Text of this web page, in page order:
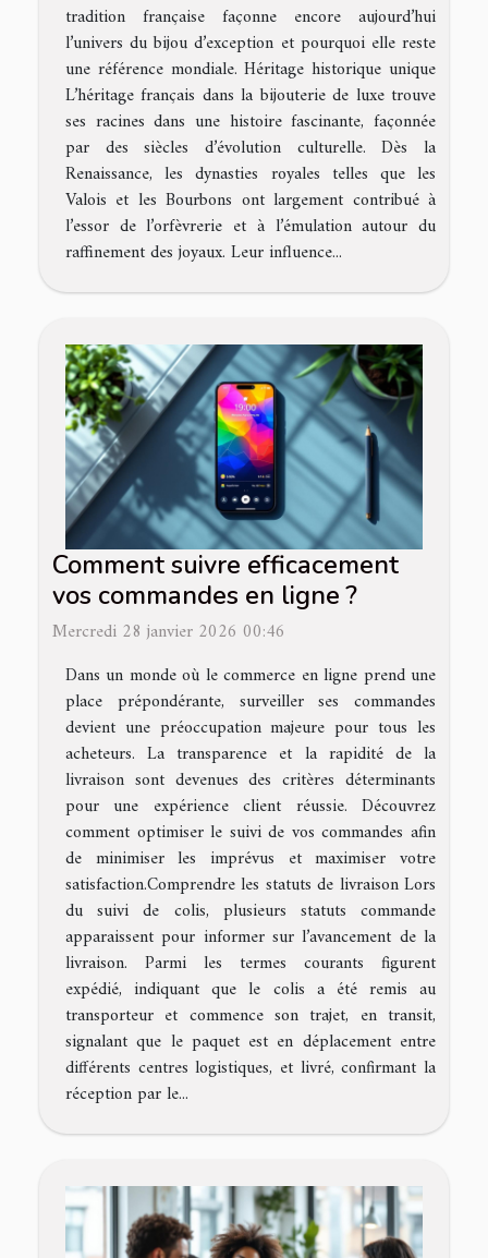
tradition française façonne encore aujourd’hui
l’univers du bijou d’exception et pourquoi elle reste
une référence mondiale. Héritage historique unique
L’héritage français dans la bijouterie de luxe trouve
ses racines dans une histoire fascinante, façonnée
par des siècles d’évolution culturelle. Dès la
Renaissance, les dynasties royales telles que les
Valois et les Bourbons ont largement contribué à
l’essor de l’orfèvrerie et à l’émulation autour du
raffinement des joyaux. Leur influence...
Comment suivre efficacement
vos commandes en ligne ?
Mercredi 28 janvier 2026 00:46
Dans un monde où le commerce en ligne prend une
place prépondérante, surveiller ses commandes
devient une préoccupation majeure pour tous les
acheteurs. La transparence et la rapidité de la
livraison sont devenues des critères déterminants
pour une expérience client réussie. Découvrez
comment optimiser le suivi de vos commandes afin
de minimiser les imprévus et maximiser votre
satisfaction.Comprendre les statuts de livraison Lors
du suivi de colis, plusieurs statuts commande
apparaissent pour informer sur l’avancement de la
livraison. Parmi les termes courants figurent
expédié, indiquant que le colis a été remis au
transporteur et commence son trajet, en transit,
signalant que le paquet est en déplacement entre
différents centres logistiques, et livré, confirmant la
réception par le...